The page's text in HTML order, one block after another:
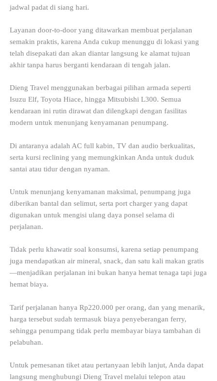
jadwal padat di siang hari.
Layanan door-to-door yang ditawarkan membuat perjalanan
semakin praktis, karena Anda cukup menunggu di lokasi yang
telah disepakati dan akan diantar langsung ke alamat tujuan
akhir tanpa harus berganti kendaraan di tengah jalan.
Dieng Travel menggunakan berbagai pilihan armada seperti
Isuzu Elf, Toyota Hiace, hingga Mitsubishi L300. Semua
kendaraan ini rutin dirawat dan dilengkapi dengan fasilitas
modern untuk menunjang kenyamanan penumpang.
Di antaranya adalah AC full kabin, TV dan audio berkualitas,
serta kursi reclining yang memungkinkan Anda untuk duduk
santai atau tidur dengan nyaman.
Untuk menunjang kenyamanan maksimal, penumpang juga
diberikan bantal dan selimut, serta port charger yang dapat
digunakan untuk mengisi ulang daya ponsel selama di
perjalanan.
Tidak perlu khawatir soal konsumsi, karena setiap penumpang
juga mendapatkan air mineral, snack, dan satu kali makan gratis
—menjadikan perjalanan ini bukan hanya hemat tenaga tapi juga
hemat biaya.
Tarif perjalanan hanya Rp220.000 per orang, dan yang menarik,
harga tersebut sudah termasuk biaya penyeberangan ferry,
sehingga penumpang tidak perlu membayar biaya tambahan di
pelabuhan.
Untuk pemesanan tiket atau pertanyaan lebih lanjut, Anda dapat
langsung menghubungi Dieng Travel melalui telepon atau